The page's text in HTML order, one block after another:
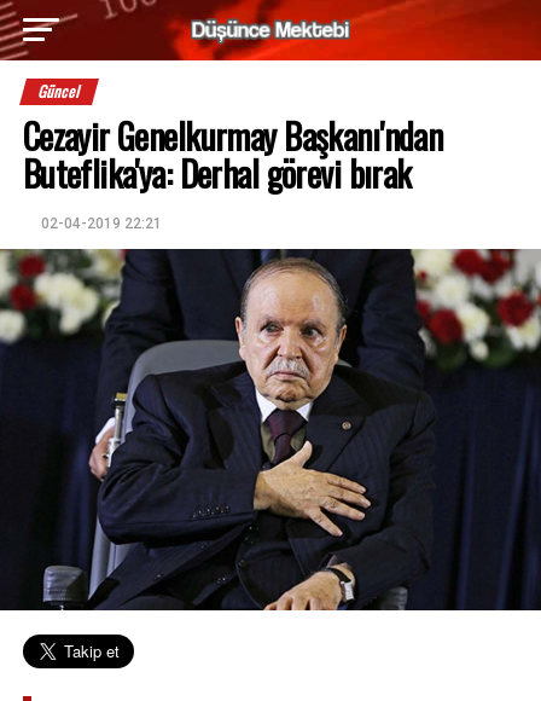
Güncel
Cezayir Genelkurmay Başkanı'ndan
Buteflika'ya: Derhal görevi bırak
02-04-2019 22:21